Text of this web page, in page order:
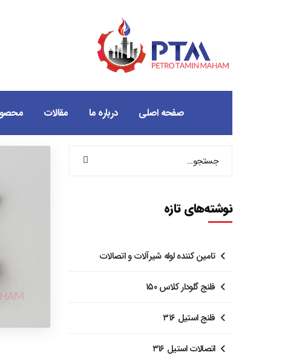
صفحه اصلی درباره ما مقالات
نوشته‌های تازه
تامین کننده لوله شیرآلات و اتصالات
فلنج گلودار کلاس ۱۵۰
فلنج استیل ۳۱۶
اتصالات استیل ۳۱۶